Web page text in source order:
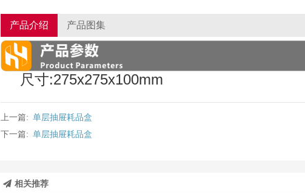
产品介绍 产品图集
尺寸:275x275x100mm
上一篇: 单层抽屉耗品盒
下一篇: 单层抽屉耗品盒
相关推荐